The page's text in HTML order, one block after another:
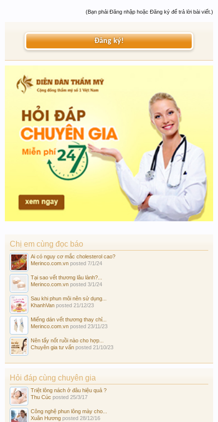
(Bạn phải Đăng nhập hoặc Đăng ký để trả lời bài viết.)
Đăng ký!
Chị em cùng đọc báo
Ai có nguy cơ mắc cholesterol cao?
Merinco.com.vn posted 7/1/24
Tại sao vết thương lâu lành?...
Merinco.com.vn posted 3/1/24
Sau khi phun môi nên sử dụng...
KhanhVan posted 21/12/23
Miếng dán vết thương thay chỉ...
Merinco.com.vn posted 23/11/23
Nên tẩy nốt ruồi nào cho hợp...
Chuyên gia tư vấn posted 21/10/23
Hỏi đáp cùng chuyên gia
Triệt lông nách ở đâu hiệu quả ?
Thu Cúc posted 25/3/17
Công nghệ phun lông mày cho...
Xuân Hương posted 28/12/16